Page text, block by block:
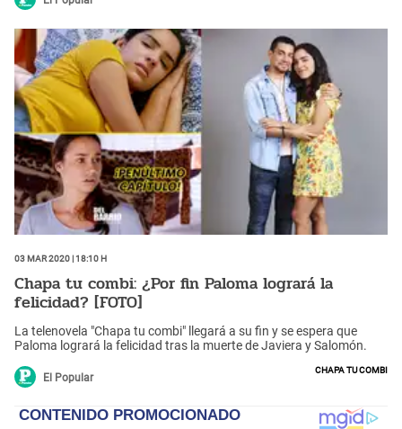
03 Mar 2020 | 18:10 h
Chapa tu combi: ¿Por fin Paloma logrará la
felicidad? [FOTO]
La telenovela "Chapa tu combi" llegará a su fin y se espera que
Paloma logrará la felicidad tras la muerte de Javiera y Salomón.
El Popular
Chapa tu combi